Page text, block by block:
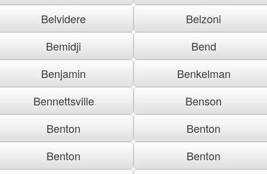
Belvidere
Belzoni
Bemidji
Bend
Benjamin
Benkelman
Bennettsville
Benson
Benton
Benton
Benton
Benton